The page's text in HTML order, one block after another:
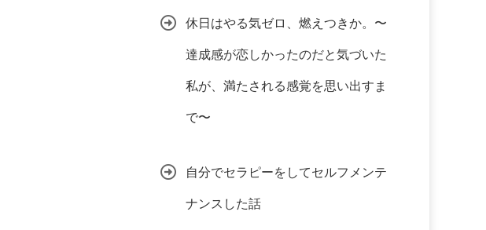
休日はやる気ゼロ、燃えつきか。〜
達成感が恋しかったのだと気づいた
私が、満たされる感覚を思い出すま
で〜
自分でセラピーをしてセルフメンテ
ナンスした話